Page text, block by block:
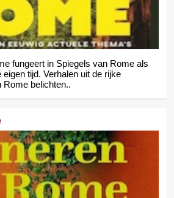
fungeert in Spiegels van Rome als
tijd. Verhalen uit de rijke
belichten..